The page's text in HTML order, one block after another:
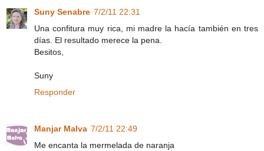
Suny Senabre 7/2/11 22:31
Una confitura muy rica, mi madre la hacía también en tres
días. El resultado merece la pena.
Besitos,
Suny
Responder
Manjar Malva 7/2/11 22:49
Me encanta la mermelada de naranja